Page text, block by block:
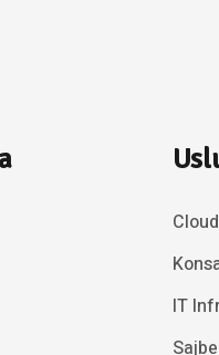
Cloud
IT